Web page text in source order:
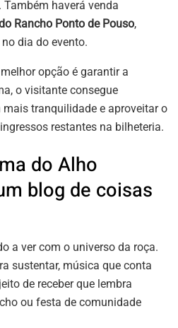
. Também haverá venda
Rancho Ponto de Pouso,
dia do evento.
opção é garantir a
o visitante consegue
tranquilidade e aproveitar o
restantes na bilheteria.
do Alho
blog de coisas
a ver com o universo da roça.
sustentar, música que conta
de receber que lembra
ou festa de comunidade